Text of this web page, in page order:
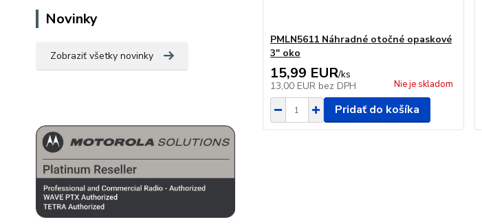
Novinky
Zobraziť všetky novinky
PMLN5611 Náhradné otočné opaskové
3" oko
15,99 EUR/ks
13,00 EUR bez DPH Nie je skladom
Pridať do košíka